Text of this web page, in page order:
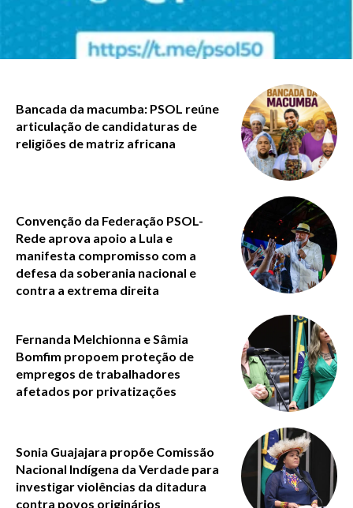
Bancada da macumba: PSOL reúne
articulação de candidaturas de
religiões de matriz africana
Convenção da Federação PSOL-
Rede aprova apoio a Lula e
manifesta compromisso com a
defesa da soberania nacional e
contra a extrema direita
Fernanda Melchionna e Sâmia
Bomfim propoem proteção de
empregos de trabalhadores
afetados por privatizações
Sonia Guajajara propõe Comissão
Nacional Indígena da Verdade para
investigar violências da ditadura
contra povos originários